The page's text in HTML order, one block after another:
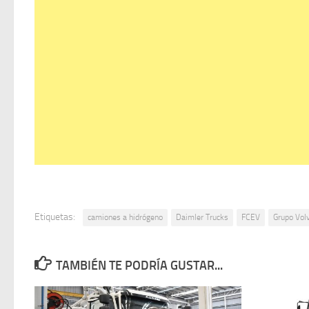
Etiquetas: camiones a hidrógeno Daimler Trucks FCEV Grupo
TAMBIÉN TE PODRÍA GUSTAR...